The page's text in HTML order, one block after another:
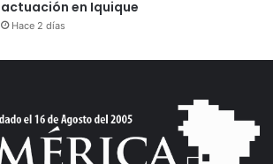
actuación en Iquique
Hace 2 días